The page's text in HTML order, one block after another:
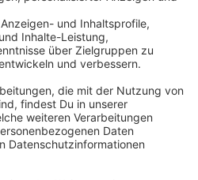
anmelden
uns etwas sagen?